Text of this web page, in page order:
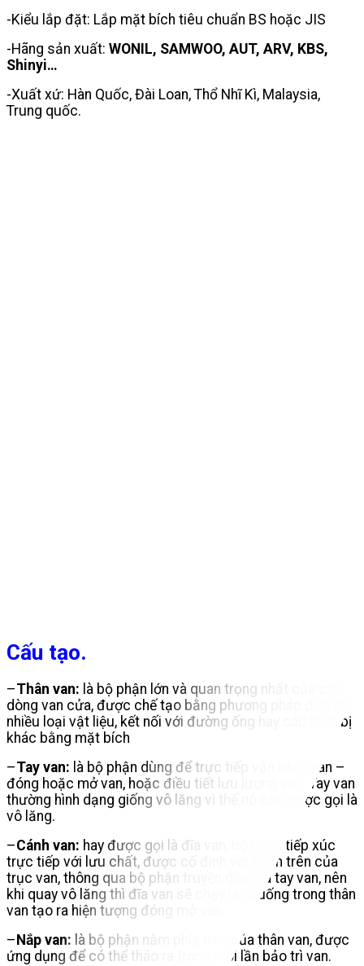
-Kiểu lắp đặt: Lắp mặt bích tiêu chuẩn BS hoặc JIS
-Hãng sản xuất: WONIL, SAMWOO, AUT, ARV, KBS,
Shinyi…
-Xuất xứ: Hàn Quốc, Đài Loan, Thổ Nhĩ Kì, Malaysia,
Trung quốc.
Cấu tạo.
–Thân van: là bộ phận lớn và quan trọng nhất của các
dòng van cửa, được chế tạo bằng phương pháp đúc từ
nhiều loại vật liệu, kết nối với đường ống hay các thiết bị
khác bằng mặt bích
–Tay van: là bộ phận dùng để trực tiếp vận hành van –
đóng hoặc mở van, hoặc điều tiết lưu lượng van. Tay van
thường hình dạng giống vô lăng vì thế nó còn được gọi là
vô lăng.
–Cánh van: hay được gọi là đĩa van, bộ phận tiếp xúc
trực tiếp với lưu chất, được cố định với phần trên của
trục van, thông qua bộ phận truyền động là tay van, nên
khi quay vô lăng thì đĩa van sẽ chạy lên xuống trong thân
van tạo ra hiện tượng đóng mở van.
– Nắp van: là bộ phận nằm phía trên của thân van, được
ứng dụng để có thể tháo ra trong mỗi lần bảo trì van.